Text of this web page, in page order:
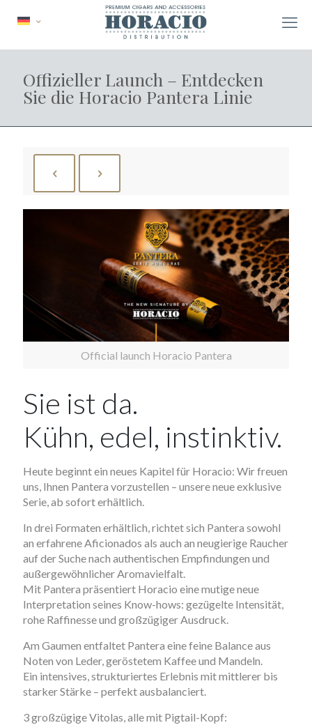
Offizieller Launch – Entdecken
Sie die Horacio Pantera Linie
Official launch Horacio Pantera
Sie ist da.
Kühn, edel, instinktiv.
Heute beginnt ein neues Kapitel für Horacio: Wir freuen
uns, Ihnen Pantera vorzustellen – unsere neue exklusive
Serie, ab sofort erhältlich.
In drei Formaten erhältlich, richtet sich Pantera sowohl
an erfahrene Aficionados als auch an neugierige Raucher
auf der Suche nach authentischen Empfindungen und
außergewöhnlicher Aromavielfalt.
Mit Pantera präsentiert Horacio eine mutige neue
Interpretation seines Know-hows: gezügelte Intensität,
rohe Raffinesse und großzügiger Ausdruck.
Am Gaumen entfaltet Pantera eine feine Balance aus
Noten von Leder, geröstetem Kaffee und Mandeln.
Ein intensives, strukturiertes Erlebnis mit mittlerer bis
starker Stärke – perfekt ausbalanciert.
3 großzügige Vitolas, alle mit Pigtail-Kopf: